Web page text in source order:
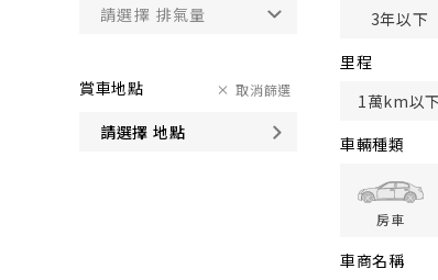
賞車地點
請選擇 地點
取消篩選
3年以下
里程
1萬km以下
車輛種類
房車
車商名稱